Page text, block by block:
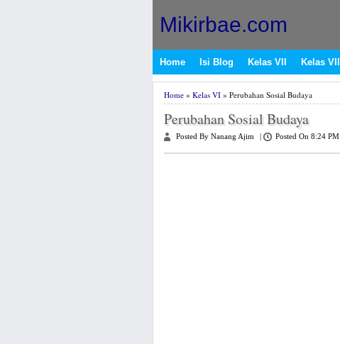
Mikirbae.com
Home Isi Blog Kelas VII Kelas VIII
Home» Kelas VI» Perubahan Sosial Budaya
Perubahan Sosial Budaya
Posted By Nanang Ajim Posted On 8:24 PM